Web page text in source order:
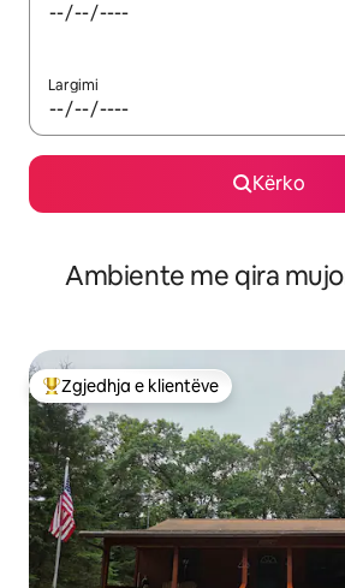
Largimi
Kërko
Ambiente me qira
Më të mirat e zgjedhjeve të klientëve
Zgjedhja e klientëve